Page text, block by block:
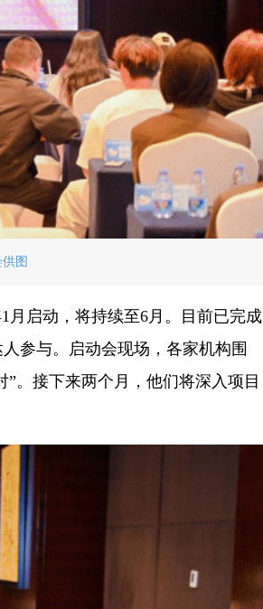
图
月启动，将持续至6月。目前已完成
参与。启动会现场，各家机构围
。接下来两个月，他们将深入项目